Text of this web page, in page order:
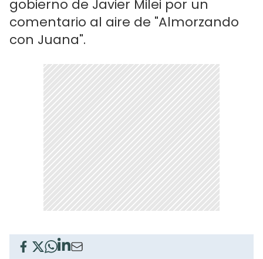
gobierno de Javier Milei por un
comentario al aire de "Almorzando
con Juana".